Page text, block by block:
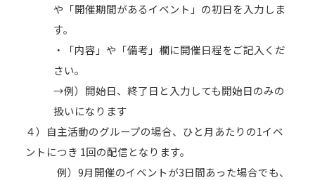
や「開催期間があるイベント」の初日を入力しま
す。
・「内容」や「備考」欄に開催日程をご記入くだ
さい。
→例）開始日、終了日と入力しても開始日のみの
扱いになります
４）自主活動のグループの場合、ひと月あたりの1イベ
ントにつき 1回の配信となります。
例）9月開催のイベントが3日間あった場合でも、